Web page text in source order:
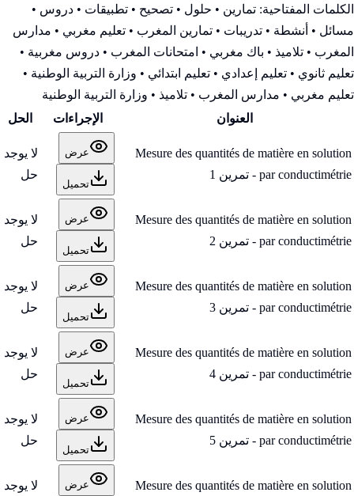
الكلمات المفتاحية: تمارين • حلول • تصحيح • تطبيقات • دروس •
مسائل • أنشطة • تدريبات • تمارين المغرب • تعليم مغربي • مدارس
المغرب • تلاميذ • باك مغربي • امتحانات المغرب • دروس مغربية •
تعليم ثانوي • تعليم إعدادي • تعليم ابتدائي • وزارة التربية الوطنية •
تعليم مغربي • مدارس المغرب • تلاميذ • وزارة التربية الوطنية
العنوان
الإجراءات الحل
Mesure des quantités de matière en solution
par conductimétrie - تمرين 1
عرض
تحميل
لا يوجد
حل
Mesure des quantités de matière en solution
par conductimétrie - تمرين 2
عرض
تحميل
لا يوجد
حل
Mesure des quantités de matière en solution
par conductimétrie - تمرين 3
عرض
تحميل
لا يوجد
حل
Mesure des quantités de matière en solution
par conductimétrie - تمرين 4
عرض
تحميل
لا يوجد
حل
Mesure des quantités de matière en solution
par conductimétrie - تمرين 5
عرض
تحميل
لا يوجد
حل
Mesure des quantités de matière en solution
عرض
لا يوجد